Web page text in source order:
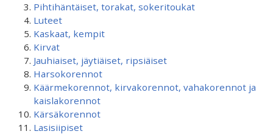
Pihtihäntäiset, torakat, sokeritoukat
Luteet
Kaskaat, kempit
Kirvat
Jauhiaiset, jäytiäiset, ripsiäiset
Harsokorennot
Käärmekorennot, kirvakorennot, vahakorennot ja
kaislakorennot
Kärsäkorennot
Lasisiipiset